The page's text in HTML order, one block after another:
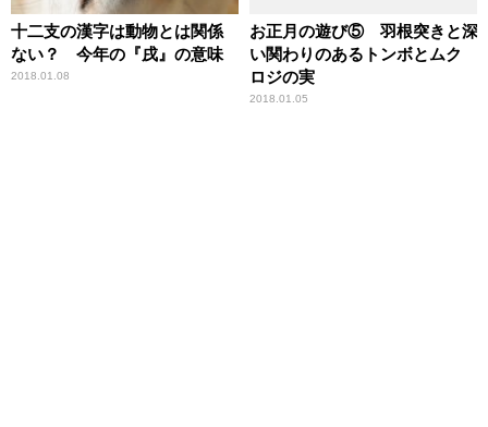
十二支の漢字は動物とは関係
ない？ 今年の『戌』の意味
2018.01.08
お正月の遊び⑤ 羽根突きと深
い関わりのあるトンボとムク
ロジの実
2018.01.05